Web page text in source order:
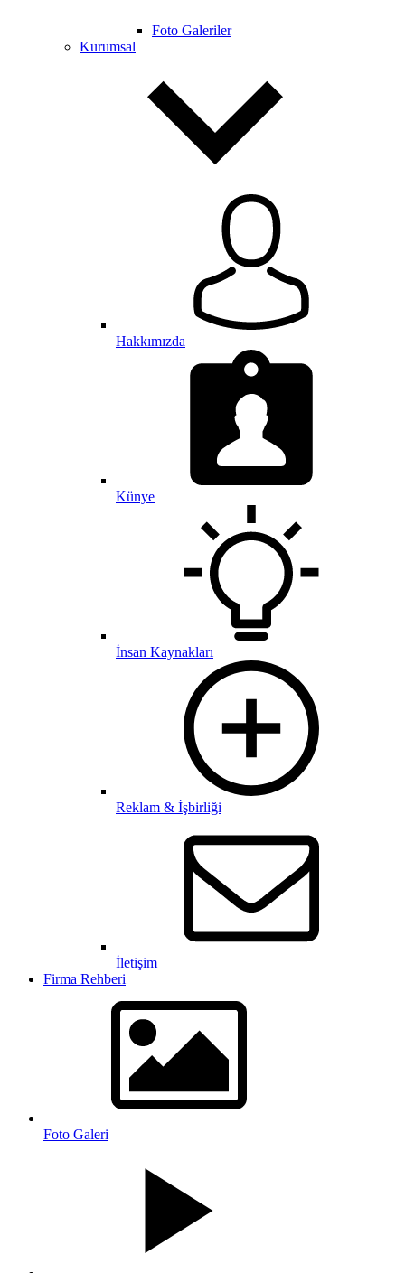
Foto Galeriler
Kurumsal
Hakkımızda
Künye
İnsan Kaynakları
Reklam & İşbirliği
İletişim
Firma Rehberi
Foto Galeri